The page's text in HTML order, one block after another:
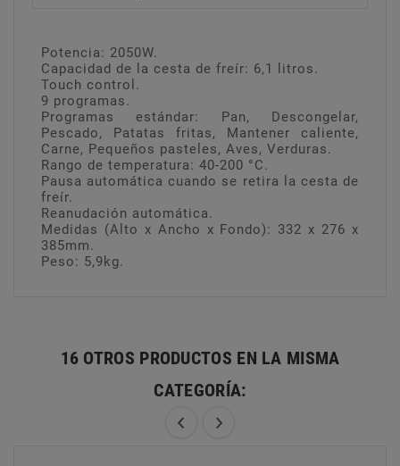
Potencia: 2050W.
Capacidad de la cesta de freír: 6,1 litros.
Touch control.
9 programas.
Programas estándar: Pan, Descongelar,
Pescado, Patatas fritas, Mantener caliente,
Carne, Pequeños pasteles, Aves, Verduras.
Rango de temperatura: 40-200 °C.
Pausa automática cuando se retira la cesta de
freír.
Reanudación automática.
Medidas (Alto x Ancho x Fondo): 332 x 276 x
385mm.
Peso: 5,9kg.
16 OTROS PRODUCTOS EN LA MISMA
CATEGORÍA: